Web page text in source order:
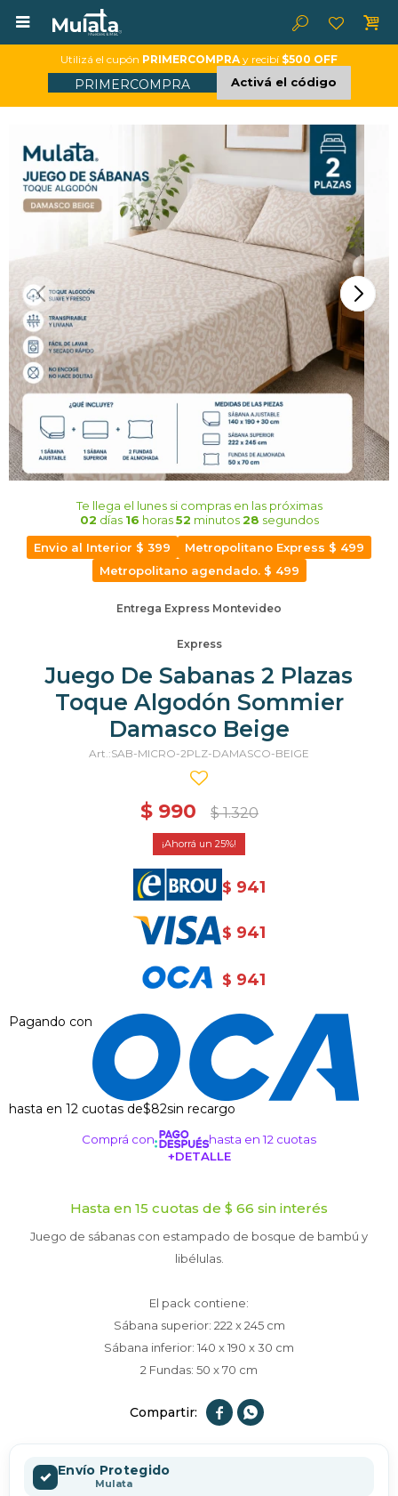

Utilizá el cupón PRIMERCOMPRA y recibí $500 OFF
PRIMERCOMPRA Activá el código
Te llega el lunessi compras en las próximas
02 días 16 horas52 minutos27 segundos
Envio al Interior $ 399
Metropolitano Express $ 499
Metropolitano agendado. $ 499
Entrega Express Montevideo
Express
Juego De Sabanas 2 Plazas
Toque Algodón Sommier
Damasco Beige
SAB-MICRO-2PLZ-DAMASCO-BEIGE
$ 990 $ 1.320
25
$ 941
$ 941
$ 941
Pagando con
hasta en 12 cuotas de$82sin recargo
Comprá con
hasta en 12 cuotas
+DETALLE
Hasta en 15 cuotas de $ 66 sin interés
Juego de sábanas con estampado de bosque de bambú y
libélulas.
El pack contiene:
Sábana superior: 222 x 245 cm
Sábana inferior: 140 x 190 x 30 cm
2 Fundas: 50 x 70 cm
 
✓ Envío Protegido
Mulata